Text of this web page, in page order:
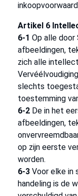
Artikel 6
6-1 Op alle
afbeeldingen,
zich alle
slechts
toestemming
6-2 De in het
afbeeldingen,
op zijn eerste
worden.
6-3 Voor elke in
handeling is de